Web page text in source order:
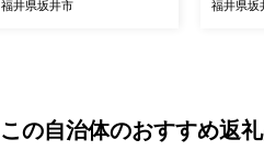
福井県坂井市 福井県坂
この自治体のおすすめ返